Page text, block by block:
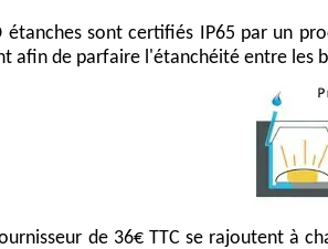
étanches sont certifiés IP65 par un
afin de parfaire l'étanchéité entre les
de 36€ TTC se rajoutent à